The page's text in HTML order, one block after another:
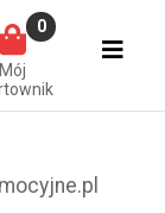
Mój
0